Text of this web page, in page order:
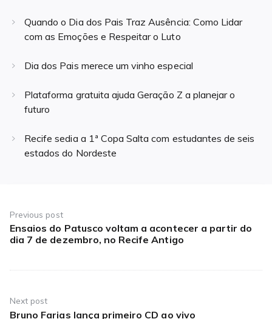
Quando o Dia dos Pais Traz Ausência: Como Lidar
com as Emoções e Respeitar o Luto
Dia dos Pais merece um vinho especial
Plataforma gratuita ajuda Geração Z a planejar o
futuro
Recife sedia a 1ª Copa Salta com estudantes de seis
estados do Nordeste
de
Post
Previous post
Previous
post:
Ensaios do Patusco voltam a acontecer a partir do
dia 7 de dezembro, no Recife Antigo
Next post
Next
Bruno Farias lança primeiro CD ao vivo